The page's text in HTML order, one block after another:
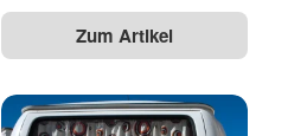
Zum Artikel